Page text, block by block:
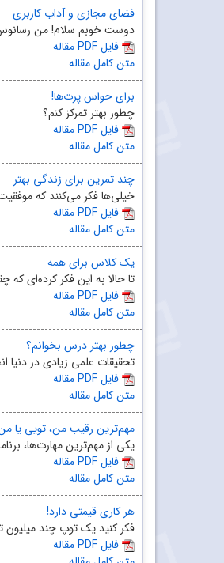
فضای مجازی و آداب کاربری
دوست خوبم سلام! من
مقاله PDF فایل
متن کامل مقاله
برای حواس پرت‌ها!
چطور بهتر تمرکز کنم؟
مقاله PDF فایل
متن کامل مقاله
چند تمرین برای زندگی بهتر
خیلی‌ها فکر می‌کنند که
مقاله PDF فایل
متن کامل مقاله
یک کلاس برای همه
تا حالا به این فکر
مقاله PDF فایل
متن کامل مقاله
چطور بهتر درس بخوانم؟
تحقیقات علمی زیادی در
مقاله PDF فایل
متن کامل مقاله
مهم‌ترین رقیب من، تویی یا
یکی از مهم‌ترین مهارت‌ها،
مقاله PDF فایل
متن کامل مقاله
هر کاری قیمتی دارد!
فکر کنید یک توپ چند میلیون
مقاله PDF فایل